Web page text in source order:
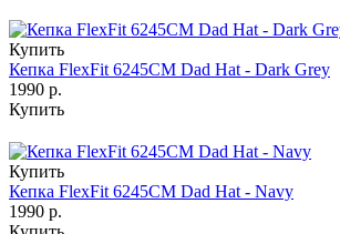
Купить
Кепка FlexFit 6245CM Dad Hat - Dark Grey
1990 р.
Купить
Купить
Кепка FlexFit 6245CM Dad Hat - Navy
1990 р.